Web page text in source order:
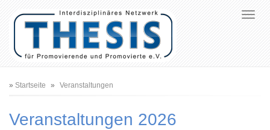
Pfadnavigation
Startseite Veranstaltungen
Veranstaltungen 2026